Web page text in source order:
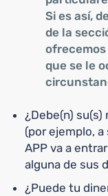
Si es así,
de la
ofrecemos
que se le
¿Debe(n)
(por ejemplo, a
APP va a
alguna de sus
¿Puede tu